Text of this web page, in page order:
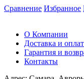
Сравнение Избранное
О Компании
Доставка и
Гарантия и
Контакты